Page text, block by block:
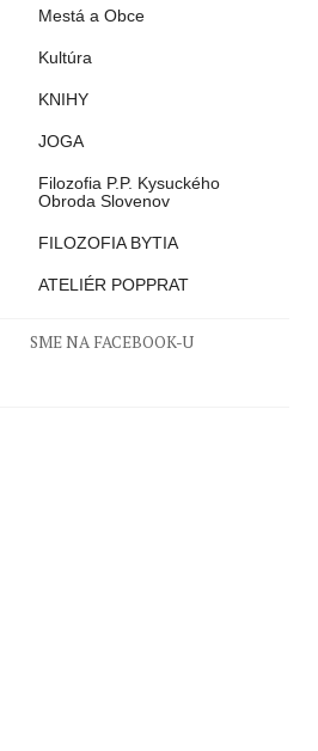
Mestá a Obce
Kultúra
KNIHY
JOGA
Filozofia P.P. Kysuckého
Obroda Slovenov
FILOZOFIA BYTIA
ATELIÉR POPPRAT
SME NA FACEBOOK-U